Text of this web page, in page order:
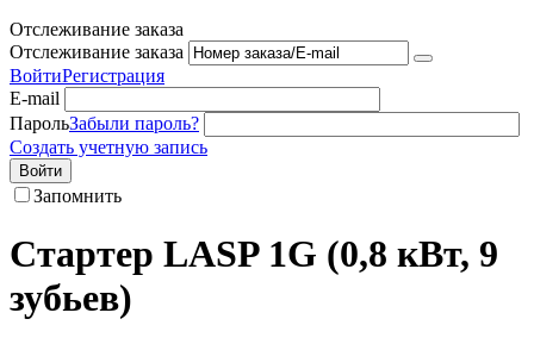
Отслеживание заказа
Отслеживание заказа
ВойтиРегистрация
E-mail
ПарольЗабыли пароль?
Создать учетную запись
Войти
Запомнить
Стартер LASP 1G (0,8 кВт, 9
зубьев)